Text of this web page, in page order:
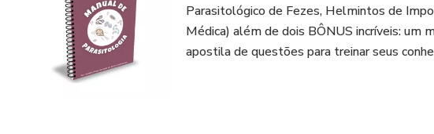
Parasitológico de Fezes, Helmintos de
Médica) além de dois BÔNUS incríveis: um
apostila de questões para treinar seus